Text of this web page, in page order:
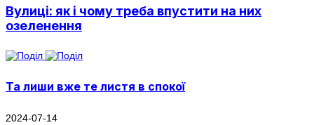
Вулиці: як і чому треба впустити на них
озеленення
Та лиши вже те листя в спокої
2024-07-14